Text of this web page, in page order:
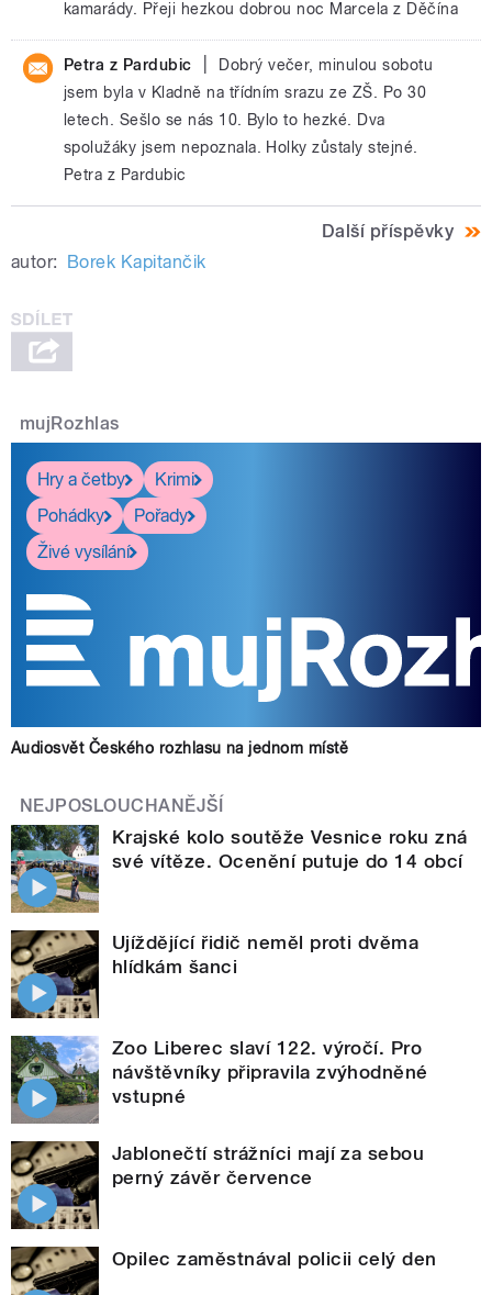
kamarády. Přeji hezkou dobrou noc Marcela z Děčína
Petra z Pardubic
Dobrý večer, minulou sobotu
jsem byla v Kladně na třídním srazu ze ZŠ. Po 30
letech. Sešlo se nás 10. Bylo to hezké. Dva
spolužáky jsem nepoznala. Holky zůstaly stejné.
Petra z Pardubic
Další příspěvky
autor: Borek Kapitančik
mujRozhlas
Hry a četby
Krimi
Pohádky
Pořady
Živé vysílání
Audiosvět Českého rozhlasu na jednom místě
NEJPOSLOUCHANĚJŠÍ
Krajské kolo soutěže Vesnice roku zná
své vítěze. Ocenění putuje do 14 obcí
Ujíždějící řidič neměl proti dvěma
hlídkám šanci
Zoo Liberec slaví 122. výročí. Pro
návštěvníky připravila zvýhodněné
vstupné
Jablonečtí strážníci mají za sebou
perný závěr července
Opilec zaměstnával policii celý den